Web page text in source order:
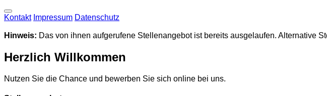
Kontakt Impressum Datenschutz
Hinweis: Das von ihnen aufgerufene Stellenangebot ist bereits ausgelaufen. Alternative
Herzlich Willkommen
Nutzen Sie die Chance und bewerben Sie sich online bei uns.